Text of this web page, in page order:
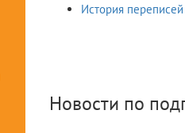
История переписей
Новости по